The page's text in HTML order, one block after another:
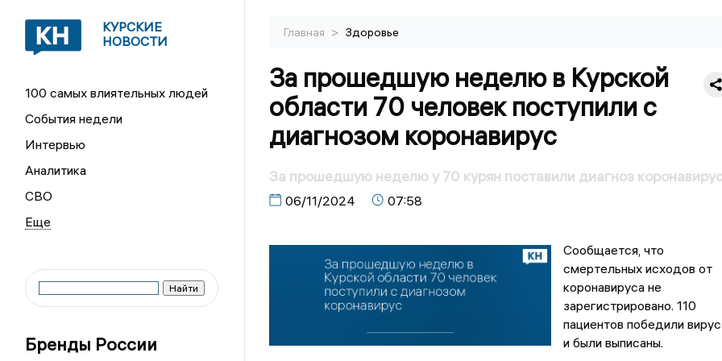
КУРСКИЕ
НОВОСТИ
100 самых влиятельных людей
События недели
Интервью
Аналитика
СВО
Бренды России
Главная > Здоровье
За прошедшую неделю в Курской
области 70 человек поступили с
диагнозом коронавирус
За прошедшую неделю у 70 курян поставили диагноз
06/11/2024 07:58
Сообщается, что
смертельных исходов от
коронавируса не
зарегистрировано. 110
пациентов победили вирус
и были выписаны.